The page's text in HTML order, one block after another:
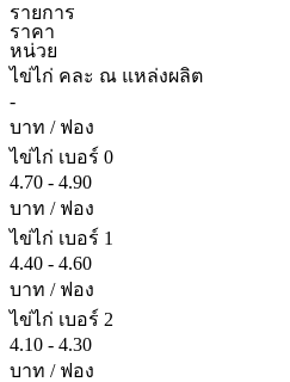
รายการ
ราคา
หน่วย
ไข่ไก่ คละ ณ แหล่งผลิต
-
บาท / ฟอง
ไข่ไก่ เบอร์ 0
4.70 - 4.90
บาท / ฟอง
ไข่ไก่ เบอร์ 1
4.40 - 4.60
บาท / ฟอง
ไข่ไก่ เบอร์ 2
4.10 - 4.30
บาท / ฟอง